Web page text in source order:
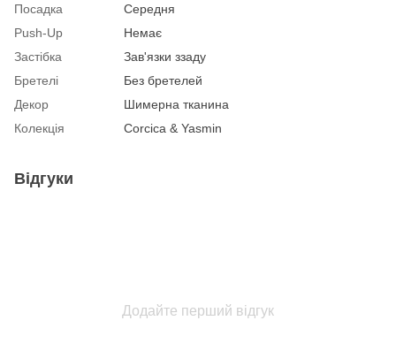
Посадка
Середня
Push-Up
Немає
Застібка
Зав'язки ззаду
Бретелі
Без бретелей
Декор
Шимерна тканина
Колекція
Corcica & Yasmin
Відгуки
Додайте перший відгук